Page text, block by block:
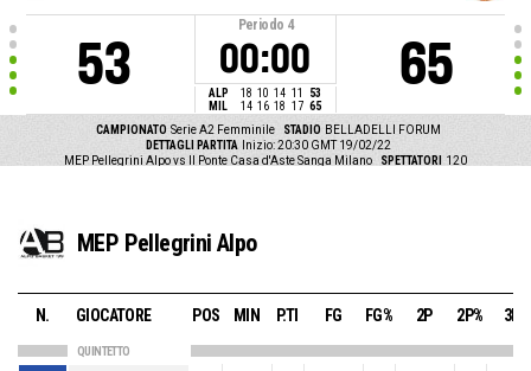
53
Periodo 4
00:00
ALP 18 10 14 11
53
MIL
14 16 18 17 65
65
CAMPIONATO Serie A2 Femminile STADIO BELLADELLI FORUM
DETTAGLI PARTITA
Inizio: 20:30 GMT 19/02/22
MEP Pellegrini Alpo vs Il Ponte Casa d'Aste Sanga Milano
SPETTATORI 120
MEP Pellegrini Alpo
N. GIOCATORE POS MIN P.TI FG FG% 2P 2P% 3P
QUINTETTO